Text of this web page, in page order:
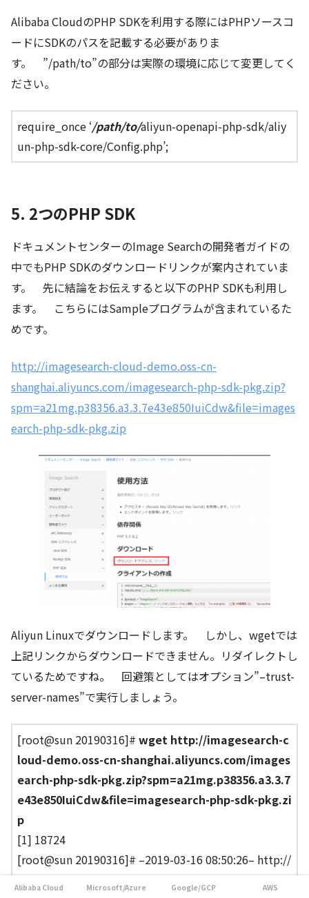
Alibaba CloudのPHP SDKを利用する際にはPHPソースコ
ードにSDKのパスを記載する必要がありま
す。 ”/path/to”の部分は実際の環境に応じて変更してく
ださい。
require_once ‘/path/to/aliyun-openapi-php-sdk/aliy
un-php-sdk-core/Config.php’;
5. 2つのPHP SDK
ドキュメントセンターのImage Searchの開発者ガイドの
中でもPHP SDKのダウンロードリンクが案内されていま
す。 先に結論をお伝えすると以下のPHP SDKも利用し
ます。 こちらにはSampleプログラムが含まれているた
めです。
http://imagesearch-cloud-demo.oss-cn-
shanghai.aliyuncs.com/imagesearch-php-sdk-pkg.zip?
spm=a21mg.p38356.a3.3.7e43e850IuiCdw&file=images
earch-php-sdk-pkg.zip
Aliyun Linuxでダウンロードします。 しかし、wgetでは
上記リンクからダウンロードできません。リダイレクトし
ているためですね。 回避策としてはオプション”–trust-
server-names”で実行しましょう。
[root@sun 20190316]# wget http://imagesearch-c
loud-demo.oss-cn-shanghai.aliyuncs.com/images
earch-php-sdk-pkg.zip?spm=a21mg.p38356.a3.3.7
e43e850IuiCdw&file=imagesearch-php-sdk-pkg.zi
p
[1] 18724
[root@sun 20190316]# –2019-03-16 08:50:26– http://
imagesearch-cloud-demo.oss-cn-shanghai.aliyuncs.c
Alibaba Cloud Microsoft/Azure Google/GCP AWS